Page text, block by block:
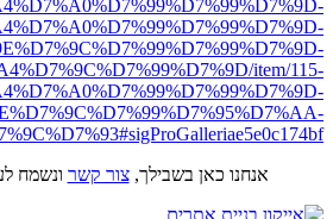
item/115-
אנחנו כאן בשבילך,צור קשר ונשמח